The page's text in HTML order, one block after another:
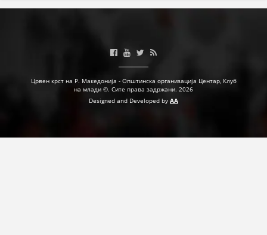
Црвен крст на Р. Македонија - Општинска организација Центар, Клуб
на млади ©. Сите права задржани. 2026
Designed and Developed by AA